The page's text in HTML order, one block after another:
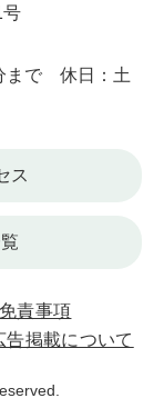
号
まで 休日：土
ス
免責事項
告掲載について